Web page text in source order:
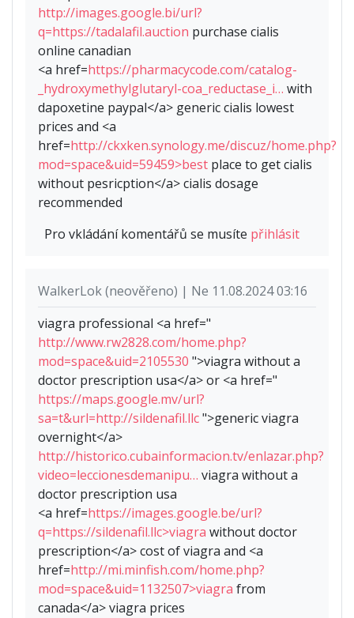
http://images.google.bi/url?
q=https://tadalafil.auction purchase cialis
online canadian
<a href=https://pharmacycode.com/catalog-
_hydroxymethylglutaryl-coa_reductase_i… with
dapoxetine paypal</a> generic cialis lowest
prices and <a
href=http://ckxken.synology.me/discuz/home.php?
mod=space&uid=59459>best place to get cialis
without pesricption</a> cialis dosage
recommended
Pro vkládání komentářů se musíte přihlásit
WalkerLok (neověřeno) | Ne 11.08.2024 03:16
viagra professional <a href="
http://www.rw2828.com/home.php?
mod=space&uid=2105530 ">viagra without a
doctor prescription usa</a> or <a href="
https://maps.google.mv/url?
sa=t&url=http://sildenafil.llc">generic viagra
overnight</a>
http://historico.cubainformacion.tv/enlazar.php?
video=leccionesdemanipu… viagra without a
doctor prescription usa
<a href=https://images.google.be/url?
q=https://sildenafil.llc>viagra without doctor
prescription</a> cost of viagra and <a
href=http://mi.minfish.com/home.php?
mod=space&uid=1132507>viagra from
canada</a> viagra prices